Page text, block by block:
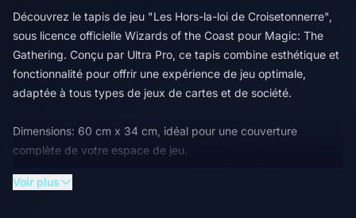
Découvrez le tapis de jeu "Les Hors-la-loi de Croisetonnerre",
sous licence officielle Wizards of the Coast pour Magic: The
Gathering. Conçu par Ultra Pro, ce tapis combine esthétique et
fonctionnalité pour offrir une expérience de jeu optimale,
adaptée à tous types de jeux de cartes et de société.
Dimensions: 60 cm x 34 cm, idéal pour une couverture
complète de votre espace de jeu.
Surface supérieure lisse: Permet un glissement facile des
Voir plus